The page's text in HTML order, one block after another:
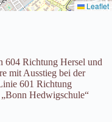
Leaflet
604 Richtung Hersel und
mit Ausstieg bei der
601 Richtung
Hedwigschule“